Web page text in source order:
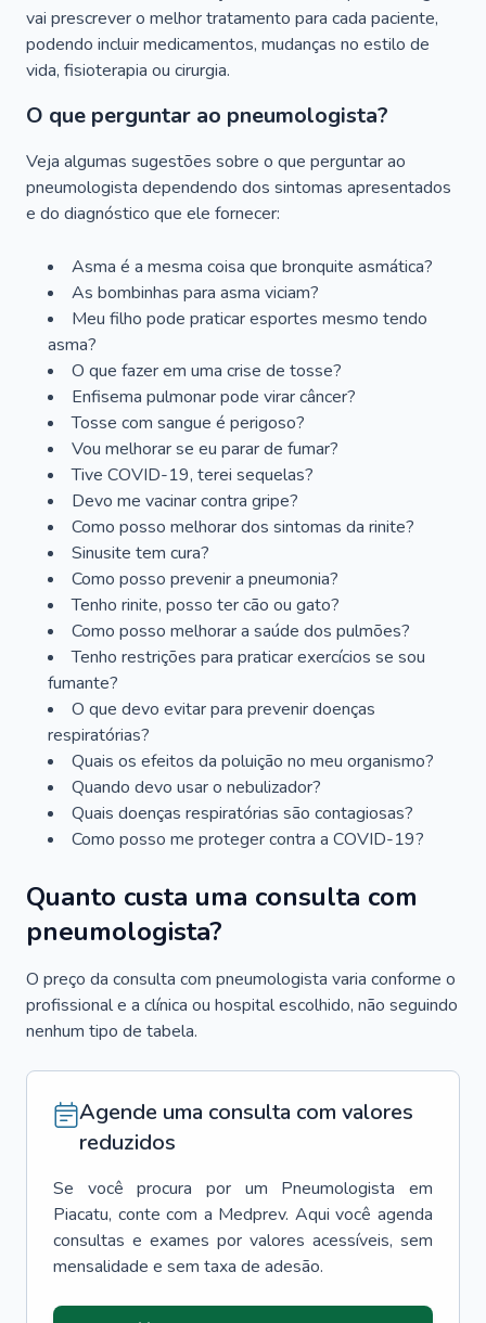
vai prescrever o melhor tratamento para cada paciente,
podendo incluir medicamentos, mudanças no estilo de
vida, fisioterapia ou cirurgia.
O que perguntar ao pneumologista?
Veja algumas sugestões sobre o que perguntar ao
pneumologista dependendo dos sintomas apresentados
e do diagnóstico que ele fornecer:
Asma é a mesma coisa que bronquite asmática?
As bombinhas para asma viciam?
Meu filho pode praticar esportes mesmo tendo
asma?
O que fazer em uma crise de tosse?
Enfisema pulmonar pode virar câncer?
Tosse com sangue é perigoso?
Vou melhorar se eu parar de fumar?
Tive COVID-19, terei sequelas?
Devo me vacinar contra gripe?
Como posso melhorar dos sintomas da rinite?
Sinusite tem cura?
Como posso prevenir a pneumonia?
Tenho rinite, posso ter cão ou gato?
Como posso melhorar a saúde dos pulmões?
Tenho restrições para praticar exercícios se sou
fumante?
O que devo evitar para prevenir doenças
respiratórias?
Quais os efeitos da poluição no meu organismo?
Quando devo usar o nebulizador?
Quais doenças respiratórias são contagiosas?
Como posso me proteger contra a COVID-19?
Quanto custa uma consulta com
pneumologista?
O preço da consulta com pneumologista varia conforme o
profissional e a clínica ou hospital escolhido, não seguindo
nenhum tipo de tabela.
Agende uma consulta com valores
reduzidos
Se você procura por um Pneumologista
em
Piacatu, conte com a Medprev. Aqui você agenda
consultas e exames por valores acessíveis, sem
mensalidade e sem taxa de adesão.